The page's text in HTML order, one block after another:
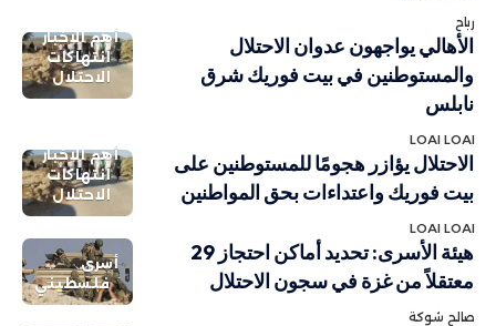
رباح
أهم الاخبار
انتهاكات
الاحتلال
الأهالي يواجهون عدوان الاحتلال
والمستوطنين في بيت فوريك شرق
نابلس
LOAI LOAI
أهم الاخبار
انتهاكات
الاحتلال
الاحتلال يؤازر هجومًا للمستوطنين على
بيت فوريك واعتداءات بحق المواطنين
LOAI LOAI
أسرى
فلسطيني
هيئة الأسرى: تحديد أماكن احتجاز 29
معتقلاً من غزة في سجون الاحتلال
صالح شوكة